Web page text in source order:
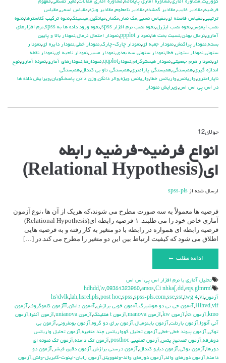
كووريت,مشاوره آماري,مشاوره آماري پايانامه,مشاوره آماري مقالات,مغير تصنعي,مفهوم
فرضيه,مقادير غايب,مقادير گمشده,مقادير نامعلوم,مقادير ويژه,مقياس اسمي,مقياس
ترتيبي,مقياس فاصله اي,مقياس نسبي,مك نمار ,مكمار ,ميانگين,ميسينگ,نحوه تركيب كلاسترها,نحوه
نصب ايموس,نحوه نصب ليزرل,نحوه نصب نرم افزار spss ,نحوه ورود داده ها به spss ,نرم افزارهاي
آماري,نرمال بودن,نسبت بخت ها,نمودار ppplot ,نمودار احتمال نرمال,نمودار بالا و پايين
بسته,نمودار پراكنش,نمودار جعبه اي,نمودار چارك-چارك,نمودار خطي,نمودار دايره اي,نمودار
ستوني,نمودار ستوني خطا,نمودار ستوني سه بعدي,نمودار مسير ,نمودار ناحيه اي,نمودار نقطه
اي,نمودار هرم جمعيتي,نمودار هيستوگرام,نمودارqqplot ,نمودارها,نمودارهاي آماري,نمونه آماري,نوع
اندازه گيري,همبستگي,همبستگي پارامتري,همبستگي تاو بي کندال,همبستگي
ناپارامتري,واريانس,واريانس خطا,واريانس ويژه,والر دانكن,وزن دادن پاسخگويان,ويرايش داده ها
در اس پي اس اس,ويرايش نمودار
جولای12
انواع
فرضیه-
فرضیه
رابطه
Hypothesis)
انواع فرضیه-فرضیه رابطه
ای(Relational Hypothesis)
ارسال شده از spss-pls
فرضیه ها معمولاً به سه صورت مطرح می شوند،که هریک از آن ها ،نوع آزمون
آماری خاص خود را می طلبند. ۱-فرضیه رابطه ای(Relational Hypothesis)
فرضیه رابطه ای همواره در رابطه با دو متغیر به کار رفته و به فرضیه هایی
اطلاق می شود که کیفیت ارتباط بین این دو متغیر را مطرح می کند.در […]
ادامه مطلب ←
تحليل آماري با نرم افزار اس پي اس اس
\hdhdd
,\v,09351323950,amos,Ci nhka[ ,dd,eqs,glmrm
آزمون,
hs\dvlk,lah,lisrel,pls,post hoc,spss,spss-pls.com,sse,sst,twg 4,vi
Hlhvd,vif
,آ»مون جي تي دو هوشبرگ,آ»مون خوبي برازش,آ»مون دانكن,آآزمون كلموگروف,آزمون
kmo
,آزمون ks ,آزمون kw ,آزمون manova ,آزمون t هتلينگ ,آزمون unianova ,آزمون آننوا,آزمون
آني آنووا,آزمون بارتلت,آزمون باينوميال,آزمون براي دو گروه,آزمون بونفروني,آزمون بي
توكي,آزمون پيوند خطي-خطي,آزمون تحليل كوواريانس چند متغيره,آزمون تحليل واريانس
دوطرفه,آزمون تصحيح يتس,آزمون تعقيبي posthoc ,آزمون تك دامنه,آزمون تك نمونه اي
دورها,آزمون توكي,آزمون دبليو كندال,آزمون درستي برازش,آزمون دقيق فيشر ,آزمون دو
دامنه,آزمون دورهاي والد,آزمون دورهاي والد-ولفوويتز ,آزمون رايان-اينوت-گابريل-ولش,آزمون